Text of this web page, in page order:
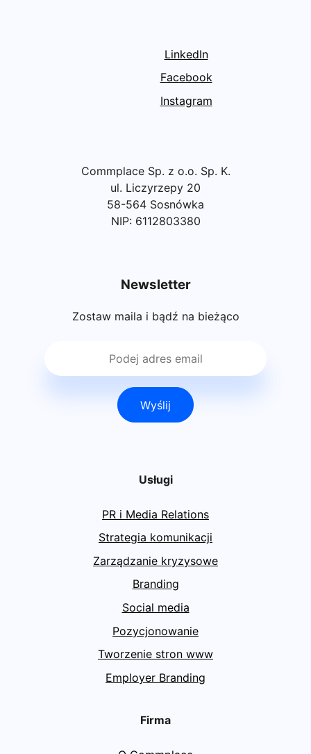
LinkedIn
Facebook
Instagram
Commplace Sp. z o.o. Sp. K.
ul. Liczyrzepy 20
58-564 Sosnówka
NIP: 6112803380
Newsletter
Zostaw maila i bądź na bieżąco
Wyślij
Usługi
PR i Media Relations
Strategia komunikacji
Zarządzanie kryzysowe
Branding
Social media
Pozycjonowanie
Tworzenie stron www
Employer Branding
Firma